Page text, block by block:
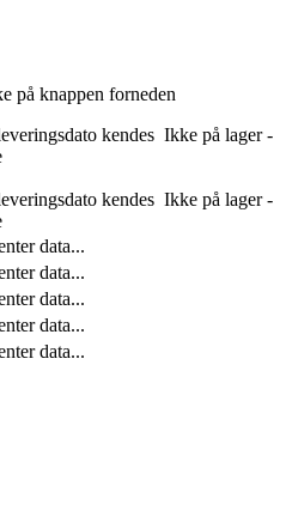
på knappen forneden
kendes Ikke på lager -
kendes Ikke på lager -
data...
data...
data...
data...
data...